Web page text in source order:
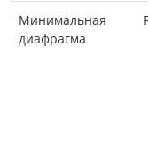
Минимальная
диафрагма